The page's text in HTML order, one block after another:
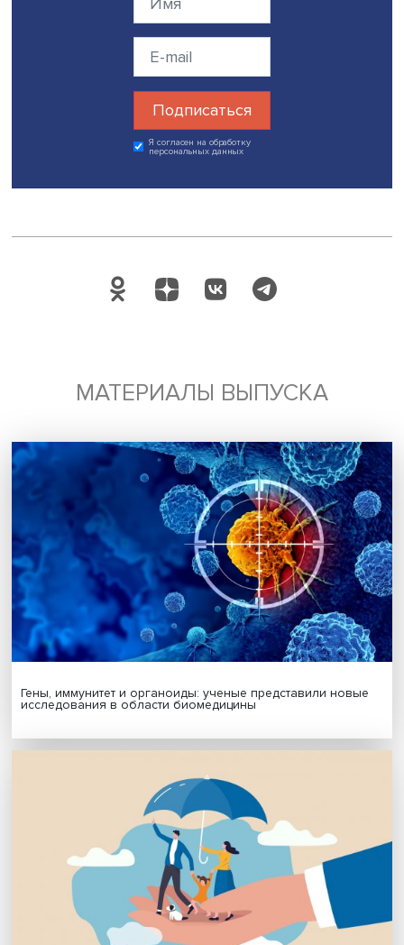
составляет 483 881 руб. 83 коп. Если в семье появился
ребенок, в том числе усыновленный, то
третьего ребенка после 1 января 2020 года
можно получить 639 431 руб. 83 коп., если ранее
право на один сертификат. Если в семье родился третий
ребенок, то она может получить 450 тыс. рублей на
погашение ипотеки.
Фото: iStock
материнский капитал Счетная палата
Будь всегда в курсе !
Подпишись на наши новости:
Подписаться